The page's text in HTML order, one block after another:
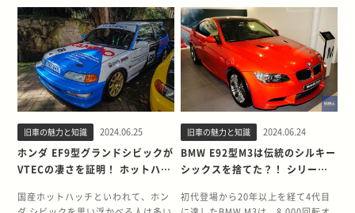
向上のために基本構造を変更するこ
とができません。そこで、R32型
GT-Rは、あらゆる部分がレースへ
の参戦を前提に設計されました。特
に外装部分の造形は、スポーツカー
としての見た目ではなく機能性に重
点が置かれています。 例えば、フロ
ントの大きな開口部とバンパーの特
徴的なエアインレットは、冷却性能
を最大限に高めることが目的です。
加えて、ワイドホイールを使用する
目的で採用されたブリスターフェン
るうえで欠かせません。大径ホイー
犠牲になってしまいます。そこでホ
ンダは、主要なボディパーツの板厚
をアップしつつ入力部分に効果的に
補強材をいれることで、ビートの高
い剛性を実現しました。 軽自動車で
初めての仕様を詰め込んだ、ホンダ
のこだわり ビートには、軽自動車初
の仕様が数多く採用されました。な
かでも注目したいのは、フロント13
インチとリア14インチの異径ホイー
ルです。ミッドシップレイアウトに
よってリア側の重量が増した分、ホ
重量バランスの最適化が図られてい
ーさを意識して開発された チェイサ
ーは1996年に100系へとフルモデル
チェンジし、明確なスポーティーモ
デルに進化しました。また、マーク
Ⅱの次モデルでは3兄弟体制が解体
されて発売されなかったため、結果
的に100系がチェイサー最後のモデ
ルになりました。 マークⅡやクレス
タとのもっとも大きな違いは、前後
のオーバーハングが切り詰められて
いる点です。オーバーハングが長く
安心感を与える2台に対して、運転
のしやすさや俊敏性につながる設計
にしたことでスポーティモデルとい
しました。「スポーツカーを大衆の
手に」というコンセプトのもと、豊
かになってきた若年層でも手の届く
価格で発売されます。 安価に製造で
きた最大の理由は、大ヒットを記録
したパブリカのコンポーネンツを多
用したことです。ボアアップによっ
て100ccほど拡大したものの、エン
ジンもパブリカのものを流用してい
ました。 一方で、モノコックボディ
は専用設計され、外観からはパブリ
カの雰囲気を感じません。スポーツ
カーらしい個性的なデザインを実現
しつつも、価格はわずか59万2,000
図られたモデルです。 多くの若者の
心を掴んだAE92の誕生背景と、魅力
的な性能をたっぷりと紹介します。
大転換を図ったカローラ レビン/ト
レノ AE86の成功で地位を確立した
レビン/トレノでしたが、AE92への
フルモデルチェンジで歴史的な大転
ブーム」を追い風に、スポーツカー
好き以外のファン層を切り開きまし
た。 当時の時代背景とともにAE92
が誕生した経緯について振り返って
みましょう。 プラットフォームを現
代的なFFに刷新 AE92は、5代目レビ
したうねるような外観と、SUVとし
ても文句のなしの力強い走破性を併
せ持ち、今でも根強い人気がありま
す。 今回は、SUVの歴史のなかでも
ひときわ異彩を放つビークロスの魅
力と、中古車市場について解説して
いきます。 ほぼコンセプトカーどお
のスペシャリティカーSUVとして、
1997年4月に発売したビークロス。
発売のきっかけは、1993年の第30
回東京モーターショーに出品したコ
ンセプトカー「VehiCROSS（ヴィ
ークロス）」であり、近未来的なデ
旧車の魅力と知識 2024.06.25
ホンダ EF9型グランドシビックが
VTECの凄さを証明！ ホットハッ
魅力に迫る
国産ホットハッチといわれて、ホン
旧車の魅力と知識 2024.06.24
BMW E92型M3は伝統のシルキー
シックスを捨てた？！ シリーズ
魅力に迫る
初代登場から20年以上を経て4代目